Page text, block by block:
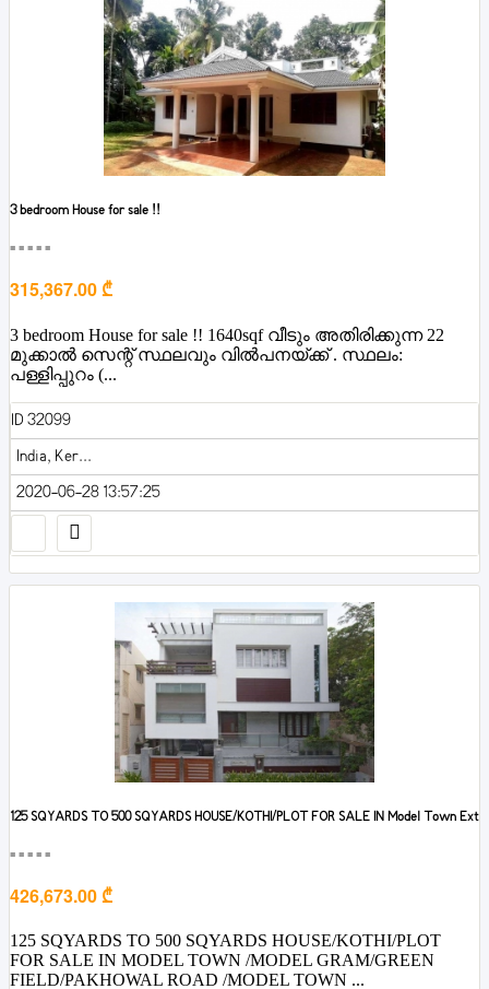
3 bedroom House for sale !!
■■■■■
315,367.00 ₾
3 bedroom House for sale !! 1640sqf വീടും അതിരിക്കുന്ന 22
മുക്കാൽ സെന്റ് സ്ഥലവും വിൽപനയ്ക്ക് . സ്ഥലം:
പള്ളിപ്പുറം (...
ID 32099
India, Ker...
2020-06-28 13:57:25
125 SQYARDS TO 500 SQYARDS HOUSE/KOTHI/PLOT FOR SALE IN Model Town Ext
■■■■■
426,673.00 ₾
125 SQYARDS TO 500 SQYARDS HOUSE/KOTHI/PLOT
FOR SALE IN MODEL TOWN /MODEL GRAM/GREEN
FIELD/PAKHOWAL ROAD /MODEL TOWN ...